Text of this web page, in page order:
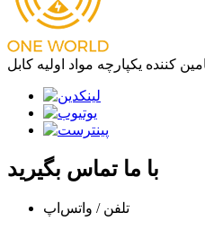
با ما تماس بگیرید
تلفن / واتس‌اپ